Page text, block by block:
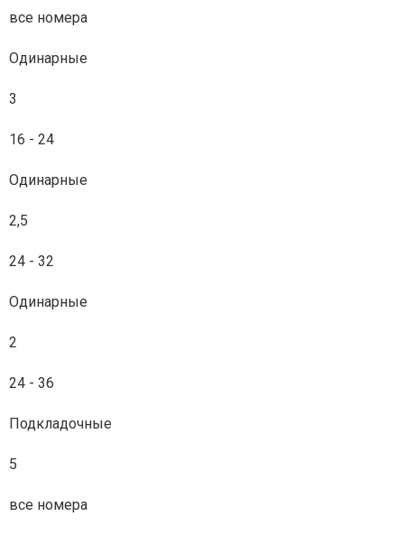
все номера
Одинарные
3
16 - 24
Одинарные
2,5
24 - 32
Одинарные
2
24 - 36
Подкладочные
5
все номера